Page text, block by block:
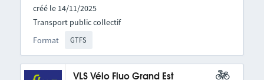
créé le 14/11/2025
Format GTFS
Transport public collectif
VLS Vélo Fluo Grand Est